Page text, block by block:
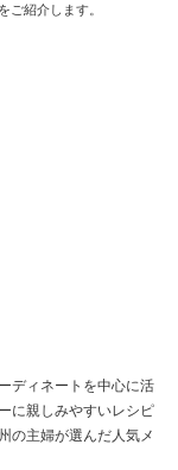
ご紹介します。
ディネートを中心に活
に親しみやすいレシピ
の主婦が選んだ人気メ